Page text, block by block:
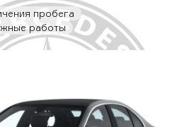
пробега
работы